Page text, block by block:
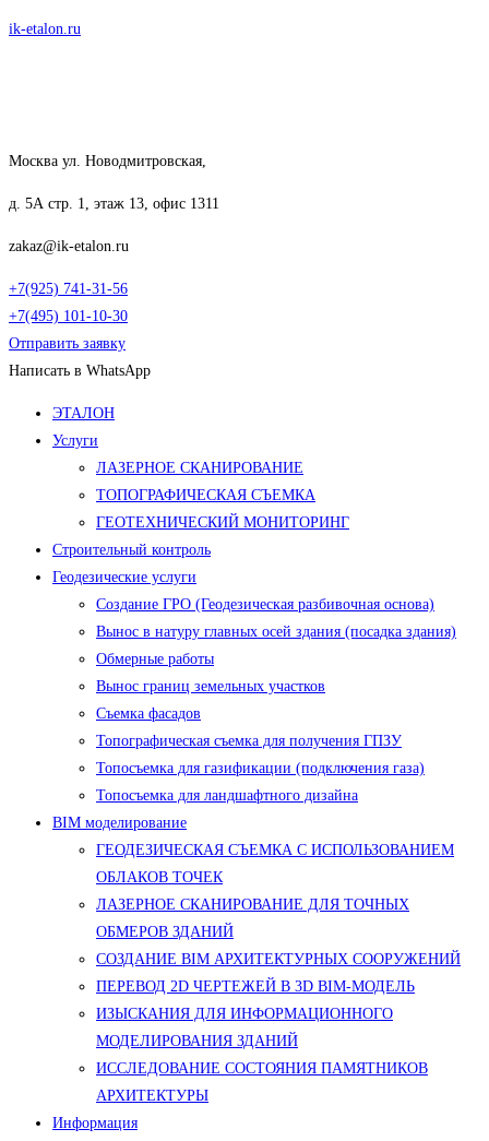
Перейти
ik-etalon.ru
Москва ул. Новодмитровская,
д. 5А стр. 1, этаж 13, офис 1311
zakaz@ik-etalon.ru
+7(925) 741-31-56
+7(495) 101-10-30
Отправить заявку
Написать в WhatsApp
Меню
ЭТАЛОН
Услуги
ЛАЗЕРНОЕ СКАНИРОВАНИЕ
ТОПОГРАФИЧЕСКАЯ СЪЕМКА
ГЕОТЕХНИЧЕСКИЙ МОНИТОРИНГ
Строительный контроль
Геодезические услуги
Создание ГРО (Геодезическая разбивочная основа)
Вынос в натуру главных осей здания (посадка здания)
Обмерные работы
Вынос границ земельных участков
Съемка фасадов
Топографическая съемка для получения ГПЗУ
Топосъемка для газификации (подключения газа)
Топосъемка для ландшафтного дизайна
BIM моделирование
ГЕОДЕЗИЧЕСКАЯ СЪЕМКА С ИСПОЛЬЗОВАНИЕМ
ОБЛАКОВ ТОЧЕК
ЛАЗЕРНОЕ СКАНИРОВАНИЕ ДЛЯ ТОЧНЫХ
ОБМЕРОВ ЗДАНИЙ
СОЗДАНИЕ BIM АРХИТЕКТУРНЫХ СООРУЖЕНИЙ
ПЕРЕВОД 2D ЧЕРТЕЖЕЙ В 3D BIM-МОДЕЛЬ
ИЗЫСКАНИЯ ДЛЯ ИНФОРМАЦИОННОГО
МОДЕЛИРОВАНИЯ ЗДАНИЙ
ИССЛЕДОВАНИЕ СОСТОЯНИЯ ПАМЯТНИКОВ
АРХИТЕКТУРЫ
Информация